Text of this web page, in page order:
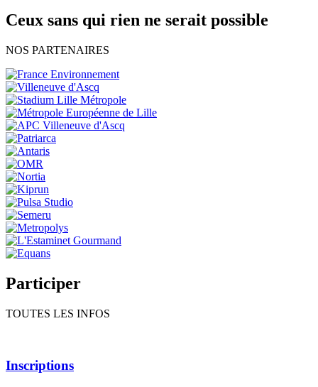
Ceux sans qui rien ne serait possible
NOS PARTENAIRES
Participer
TOUTES LES INFOS
Inscriptions